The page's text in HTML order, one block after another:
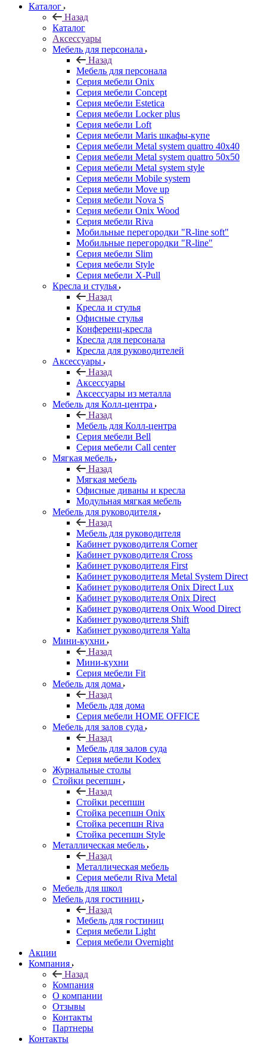
Каталог
Назад
Каталог
Аксессуары
Мебель для персонала
Назад
Мебель для персонала
Серия мебели Onix
Серия мебели Concept
Серия мебели Estetica
Серия мебели Locker plus
Серия мебели Loft
Серия мебели Maris шкафы-купе
Серия мебели Metal system quattro 40x40
Серия мебели Metal system quattro 50x50
Серия мебели Metal system style
Серия мебели Mobile system
Серия мебели Move up
Серия мебели Nova S
Серия мебели Onix Wood
Серия мебели Riva
Мобильные перегородки "R-line soft"
Мобильные перегородки "R-line"
Серия мебели Slim
Серия мебели Style
Серия мебели X-Pull
Кресла и стулья
Назад
Кресла и стулья
Офисные стулья
Конференц-кресла
Кресла для персонала
Кресла для руководителей
Аксессуары
Назад
Аксессуары
Аксессуары из металла
Мебель для Колл-центра
Назад
Мебель для Колл-центра
Серия мебели Bell
Серия мебели Call center
Мягкая мебель
Назад
Мягкая мебель
Офисные диваны и кресла
Модульная мягкая мебель
Мебель для руководителя
Назад
Мебель для руководителя
Кабинет руководителя Corner
Кабинет руководителя Cross
Кабинет руководителя First
Кабинет руководителя Metal System Direct
Кабинет руководителя Onix Direct Lux
Кабинет руководителя Onix Direct
Кабинет руководителя Onix Wood Direct
Кабинет руководителя Shift
Кабинет руководителя Yalta
Мини-кухни
Назад
Мини-кухни
Серия мебели Fit
Мебель для дома
Назад
Мебель для дома
Серия мебели HOME OFFICE
Мебель для залов суда
Назад
Мебель для залов суда
Серия мебели Kodex
Журнальные столы
Стойки ресепшн
Назад
Стойки ресепшн
Стойка ресепшн Onix
Стойка ресепшн Riva
Стойка ресепшн Style
Металлическая мебель
Назад
Металлическая мебель
Серия мебели Riva Metal
Мебель для школ
Мебель для гостиниц
Назад
Мебель для гостиниц
Серия мебели Light
Серия мебели Overnight
Акции
Компания
Назад
Компания
О компании
Отзывы
Контакты
Партнеры
Контакты